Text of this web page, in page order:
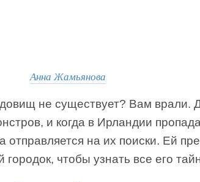
Анна Жамьянова
не существует? Вам врали.
и когда в Ирландии
отправляется на их поиски. Ей
городок, чтобы узнать все его